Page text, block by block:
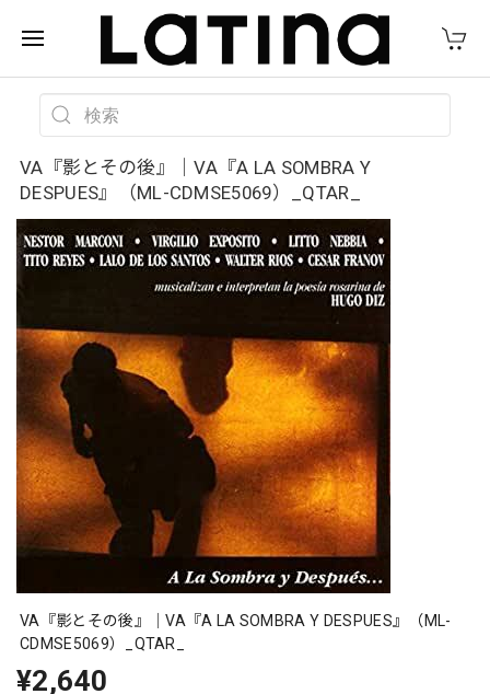
VA『影とその後』｜VA『A LA SOMBRA Y
DESPUES』（ML-CDMSE5069）_QTAR_
VA『影とその後』｜VA『A LA SOMBRA Y DESPUES』（ML-
CDMSE5069）_QTAR_
¥2,640